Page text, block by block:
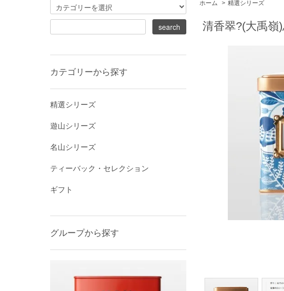
ホーム > 精選シリーズ
清香翠?(大禹嶺
カテゴリーから探す
精選シリーズ
遊山シリーズ
名山シリーズ
ティーバック・セレクション
ギフト
グループから探す